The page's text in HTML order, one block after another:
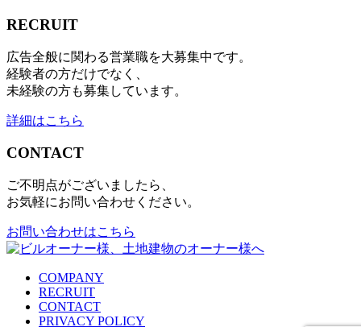
RECRUIT
広告全般に関わる営業職を大募集中です。
経験者の方だけでなく、
未経験の方も募集しています。
詳細はこちら
CONTACT
ご不明点がございましたら、
お気軽にお問い合わせください。
お問い合わせはこちら
COMPANY
RECRUIT
CONTACT
PRIVACY POLICY